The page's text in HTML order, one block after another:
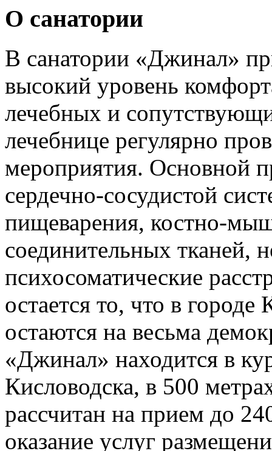
О санатории
В санатории «Джинал»
высокий уровень
лечебных и
лечебнице регулярно
мероприятия. Основной
сердечно-сосудистой
пищеварения, костно-
соединительных тканей,
психосоматические
остается то, что в
остаются на весьма
«Джинал» находится в
Кисловодска, в 500
рассчитан на прием до
оказание услуг